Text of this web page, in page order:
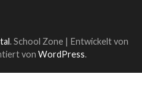
. School Zone | Entwickelt von
von WordPress.